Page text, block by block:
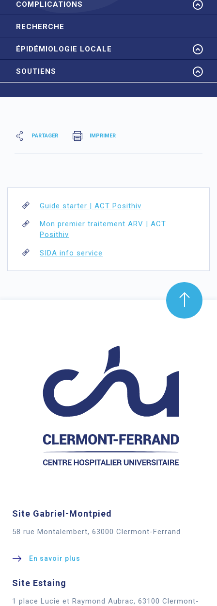
COMPLICATIONS
RECHERCHE
ÉPIDÉMIOLOGIE LOCALE
SOUTIENS
PARTAGER IMPRIMER
Guide starter | ACT Posithiv
Mon premier traitement ARV | ACT
Posithiv
SIDA info service
Site Gabriel-Montpied
58 rue Montalembert, 63000 Clermont-Ferrand
En savoir plus
Site Estaing
1 place Lucie et Raymond Aubrac, 63100 Clermont-